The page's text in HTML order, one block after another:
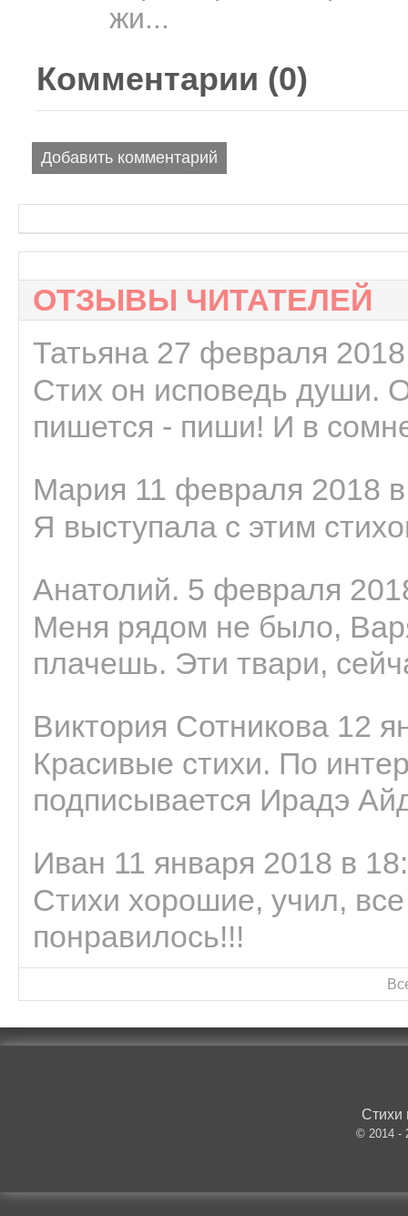
жи...
Комментарии (0)
Добавить комментарий
ОТЗЫВЫ ЧИТАТЕЛЕЙ
Татьяна 27 февраля
Стих он исповедь души.
пишется - пиши! И в
Мария 11 февраля 2018
Я выступала с этим
Анатолий. 5 февраля
Меня рядом не было,
плачешь. Эти твари,
Виктория Сотникова 12
Красивые стихи. По
подписывается Ирадэ
Иван 11 января 2018 в
Стихи хорошие, учил,
понравилось!!!
Стихи
© 2014 -